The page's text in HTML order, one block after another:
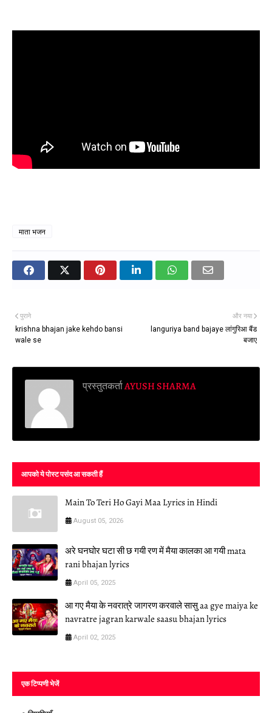
माता भजन
और नया
languriya band bajaye लांगुरिआ बैंड
बजाए
पुराने
krishna bhajan jake kehdo bansi
wale se
प्रस्तुतकर्ताAYUSH SHARMA
आपको ये पोस्ट पसंद आ सकती हैं
Main To Teri Ho Gayi Maa Lyrics in Hindi
August 05, 2026
अरे घनघोर घटा सी छ गयी रण में मैया कालका आ गयी mata
rani bhajan lyrics
April 05, 2025
आ गए मैया के नवरात्रे जागरण करवाले सासु aa gye maiya ke
navratre jagran karwale saasu bhajan lyrics
April 02, 2025
एक टिप्पणी भेजें